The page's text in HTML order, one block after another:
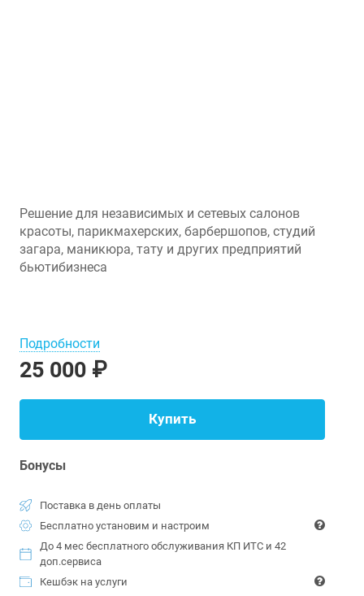
Решение для независимых и сетевых салонов
красоты, парикмахерских, барбершопов, студий
загара, маникюра, тату и других предприятий
бьюти­бизнеса
Подробности
25 000 ₽
Купить
Бонусы
Поставка в день оплаты
Бесплатно установим и настроим
До 4 мес бесплатного обслуживания КП ИТС и 42
доп.сервиса
Кешбэк на услуги